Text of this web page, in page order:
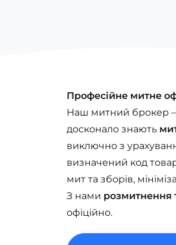
Професійне митне
Наш митний брокер —
досконало знають
виключно з
визначений код
мит та зборів,
З нами розмитнення
офіційно.